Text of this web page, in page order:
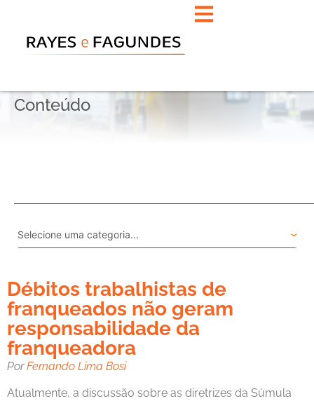
Conteúdo
Débitos trabalhistas de
franqueados não geram
responsabilidade da
franqueadora
PorFernando Lima Bosi
Atualmente, a discussão sobre as diretrizes da Súmula